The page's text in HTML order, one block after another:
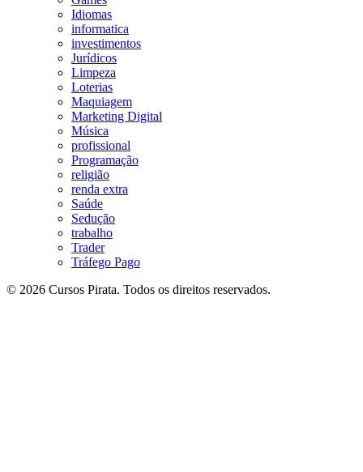
Idiomas
informatica
investimentos
Jurídicos
Limpeza
Loterias
Maquiagem
Marketing Digital
Música
profissional
Programação
religião
renda extra
Saúde
Sedução
trabalho
Trader
Tráfego Pago
© 2026 Cursos Pirata. Todos os direitos reservados.